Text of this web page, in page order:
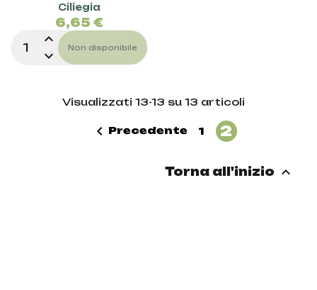
Ciliegia
Prezzo
6,65 €
expand_less
expand_more
Non disponibile
Visualizzati 13-13 su 13 articoli
 Precedente 1 2
Torna all'inizio 